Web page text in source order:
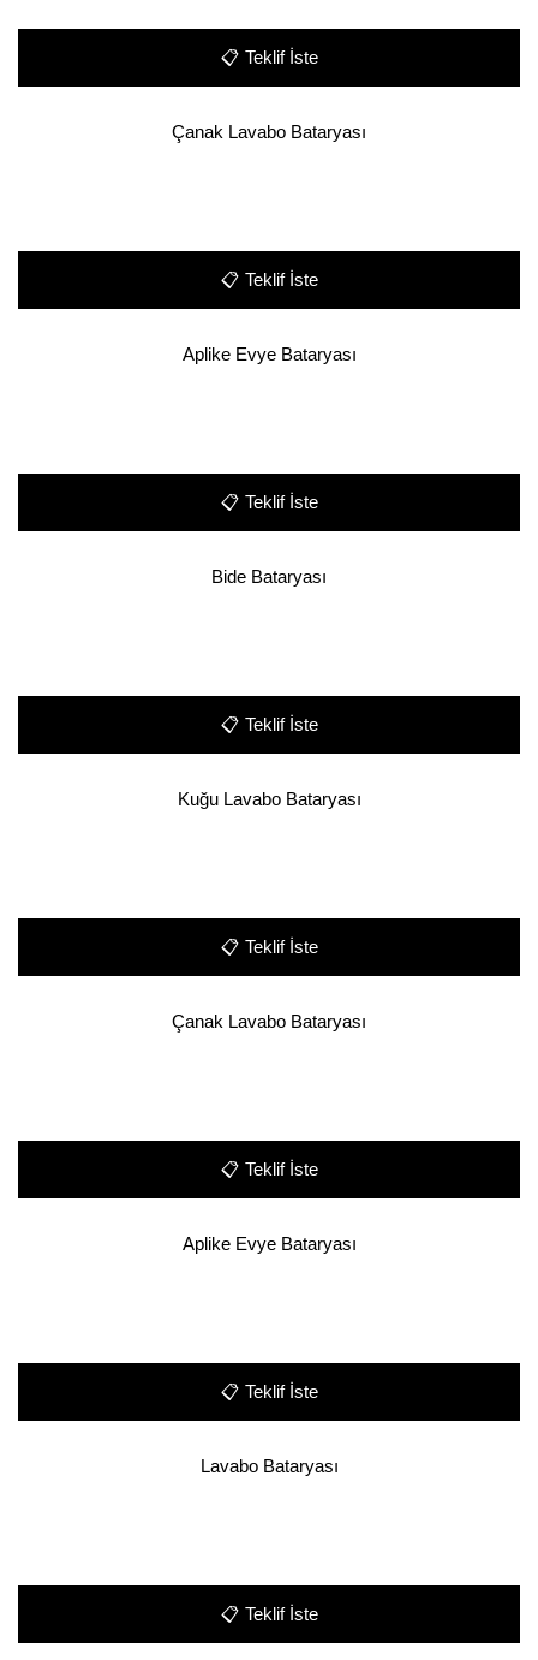
📋 Teklif İste
Çanak Lavabo Bataryası
📋 Teklif İste
Aplike Evye Bataryası
📋 Teklif İste
Bide Bataryası
📋 Teklif İste
Kuğu Lavabo Bataryası
📋 Teklif İste
Çanak Lavabo Bataryası
📋 Teklif İste
Aplike Evye Bataryası
📋 Teklif İste
Lavabo Bataryası
📋 Teklif İste